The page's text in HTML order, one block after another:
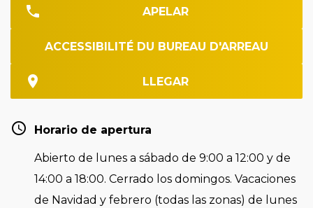
APELAR
ACCESSIBILITÉ DU BUREAU D'ARREAU
LLEGAR
Horario de apertura
Abierto de lunes a sábado de 9:00 a 12:00 y de
14:00 a 18:00. Cerrado los domingos. Vacaciones
de Navidad y febrero (todas las zonas) de lunes